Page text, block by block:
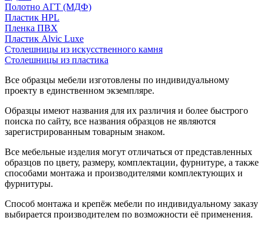
Полотно АГТ (МДФ)
Пластик HPL
Пленка ПВХ
Пластик Alvic Luxe
Столешницы из искусственного камня
Столешницы из пластика
Все образцы мебели изготовлены по индивидуальному
проекту в единственном экземпляре.
Образцы имеют названия для их различия и более быстрого
поиска по сайту, все названия образцов не являются
зарегистрированным товарным знаком.
Все мебельные изделия могут отличаться от представленных
образцов по цвету, размеру, комплектации, фурнитуре, а также
способами монтажа и производителями комплектующих и
фурнитуры.
Способ монтажа и крепёж мебели по индивидуальному заказу
выбирается производителем по возможности её применения.